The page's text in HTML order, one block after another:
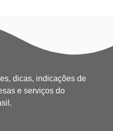
dicas, indicações de
e serviços do